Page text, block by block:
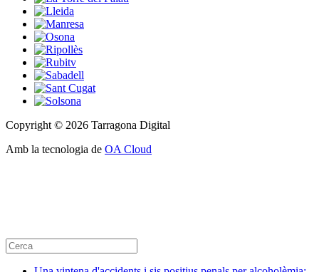
Copyright © 2026 Tarragona Digital
Amb la tecnologia de OA Cloud